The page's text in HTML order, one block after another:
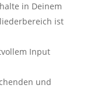
in Deinem
ist
Input
und